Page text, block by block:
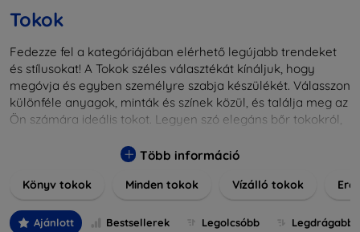
Tokok
Fedezze fel a kategóriájában elérhető legújabb trendeket
és stílusokat! A Tokok széles választékát kínáljuk, hogy
megóvja és egyben személyre szabja készülékét. Válasszon
különféle anyagok, minták és színek közül, és találja meg az
Ön számára ideális tokot. Legyen szó elegáns bőr tokokról,
nálunk mindenki megtalálja a stílusához leginkább illő
különlegesebbé eszközeit a tökéletes tokkal!
Több információ
Könyv tokok Minden tokok Vízálló tokok
Ajánlott Bestsellerek Legolcsóbb Legdrágabb